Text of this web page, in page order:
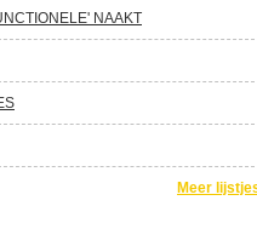
NAAKT
Meer